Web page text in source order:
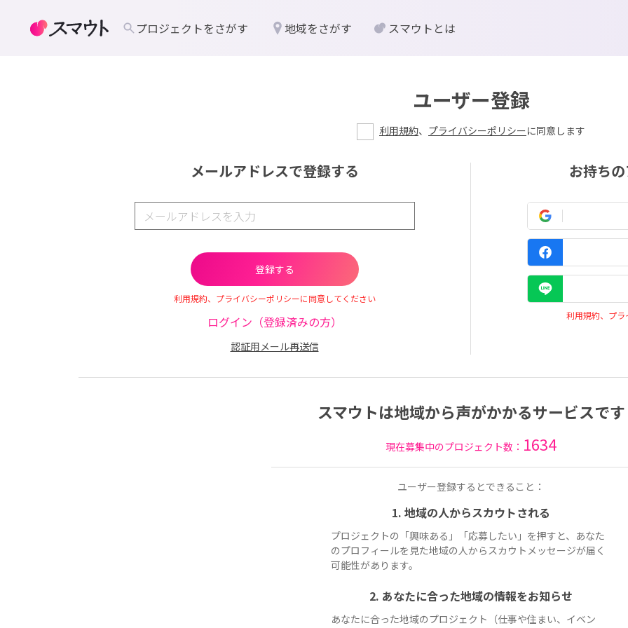
ユーザー登録
利用規約、 プライバシーポリシーに同意します
メールアドレスで登録する
利用規約、プライバシーポリシーに同意してください
ログイン（登録済みの方）
認証用メール再送信
お持ち
利用規約、プ
スマウトは地域から声がかかるサービスです
現在募集中のプロジェクト数： 1634
ユーザー登録するとできること：
1. 地域の人からスカウトされる
プロジェクトの「興味ある」「応募したい」を押すと、あなた
のプロフィールを見た地域の人からスカウトメッセージが届く
可能性があります。
2. あなたに合った地域の情報をお知らせ
あなたに合った地域のプロジェクト（仕事や住まい、イベン
プロジェクトをさがす 地域をさがす スマウトとは